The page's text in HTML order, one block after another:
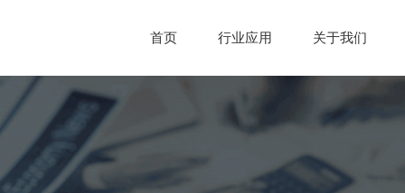
首页 行业应用 关于我们